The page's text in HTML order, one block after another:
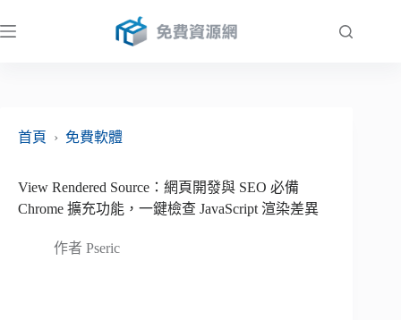
至
首頁
› 免費軟體
View Rendered Source：網頁開發與 SEO 必備
Chrome 擴充功能，一鍵檢查 JavaScript 渲染差異
作者 Pseric